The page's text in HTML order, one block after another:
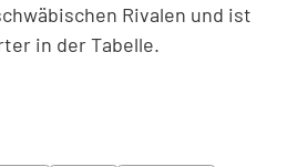
Rivalen und ist
in der Tabelle.